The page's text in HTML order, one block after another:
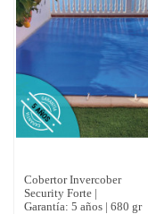
Cobertor Invercober
Security Forte |
Garantía: 5 años | 680 gr